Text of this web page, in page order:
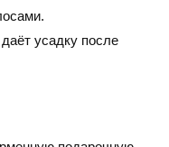
усадку после